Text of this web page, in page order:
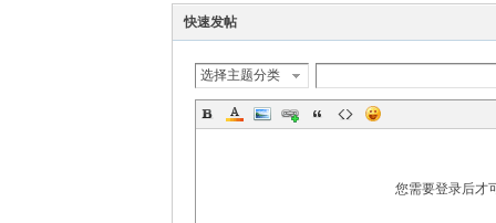
快速发帖
选择主题分类
您需要登录后才